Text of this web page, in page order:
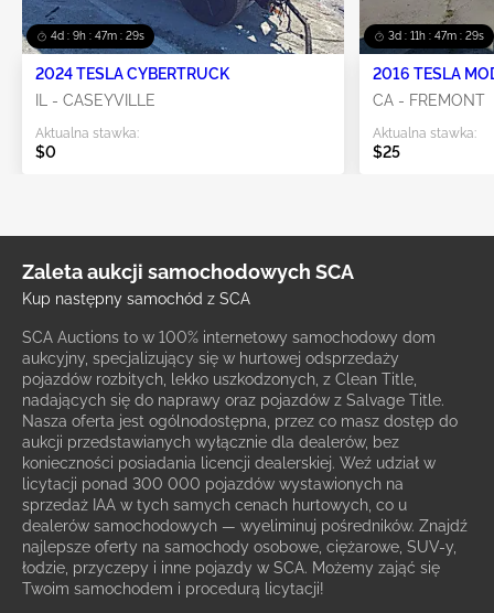
4d : 9h : 47m : 29s
2024 TESLA CYBERTRUCK
IL - CASEYVILLE
Aktualna stawka:
$0
3d : 11h : 47m : 29s
2016 TESLA
CA - FREMONT
Aktualna stawka:
$25
Zaleta aukcji samochodowych SCA
Kup następny samochód z SCA
SCA Auctions to w 100% internetowy samochodowy dom
aukcyjny, specjalizujący się w hurtowej odsprzedaży
pojazdów rozbitych, lekko uszkodzonych, z Clean Title,
nadających się do naprawy oraz pojazdów z Salvage Title.
Nasza oferta jest ogólnodostępna, przez co masz dostęp do
aukcji przedstawianych wyłącznie dla dealerów, bez
konieczności posiadania licencji dealerskiej. Weź udział w
licytacji ponad 300 000 pojazdów wystawionych na
sprzedaż IAA w tych samych cenach hurtowych, co u
dealerów samochodowych — wyeliminuj pośredników. Znajdź
najlepsze oferty na samochody osobowe, ciężarowe, SUV-y,
łodzie, przyczepy i inne pojazdy w SCA. Możemy zająć się
Twoim samochodem i procedurą licytacji!